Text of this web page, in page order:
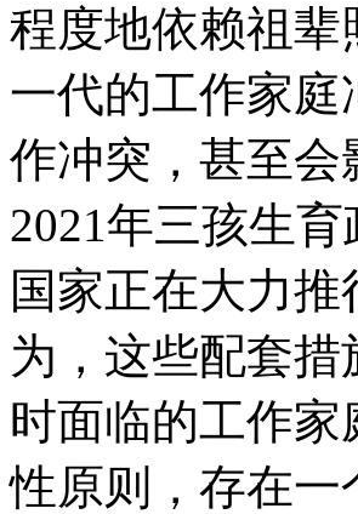
程度地依赖祖
一代的工作家
作冲突，甚至
2021年三孩生
国家正在大力
为，这些配套
时面临的工作
性原则，存在一